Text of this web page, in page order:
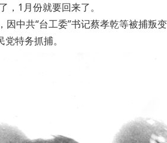
1月份就要回来了。
中共“台工委”书记蔡孝乾等被捕
特务抓捕。